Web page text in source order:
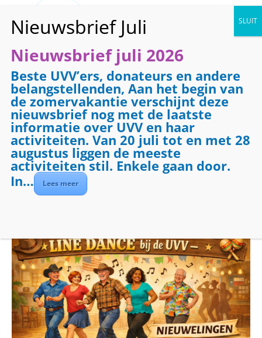
« Alle Evenementen
Dit evenement is voorbij.
Line Dance voor
gevorderden
mei 22 @ 13:30- 15:00
Nieuwsbrief juli 2026
Beste UVV’ers, donateurs en andere
belangstellenden, Aan het begin van
de zomervakantie verschijnt deze
nieuwsbrief nog met de laatste
informatie over UVV en haar
activiteiten. Van 20 juli tot en met 28
augustus liggen de meeste
activiteiten stil. Enkele gaan door.
In…
Lees meer